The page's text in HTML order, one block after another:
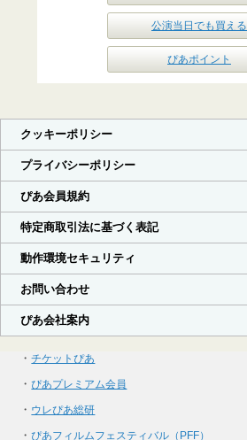
公演当日でも買える
ぴあポイント
・チケットぴあ
・ぴあプレミアム会員
・ ウレぴあ総研
・ぴあフィルムフェスティバル（PFF）